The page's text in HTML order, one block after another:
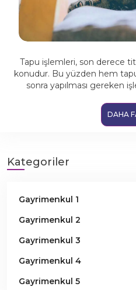
Tapu işlemleri, son derece
konudur. Bu yüzden hem
sonra yapılması gereken
DAHA
Kategoriler
Gayrimenkul 1
Gayrimenkul 2
Gayrimenkul 3
Gayrimenkul 4
Gayrimenkul 5